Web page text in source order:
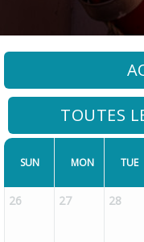
TOUTES
SUN MON TUE
26 27 28